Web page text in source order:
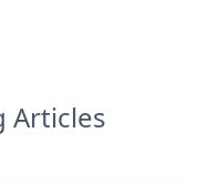
Articles